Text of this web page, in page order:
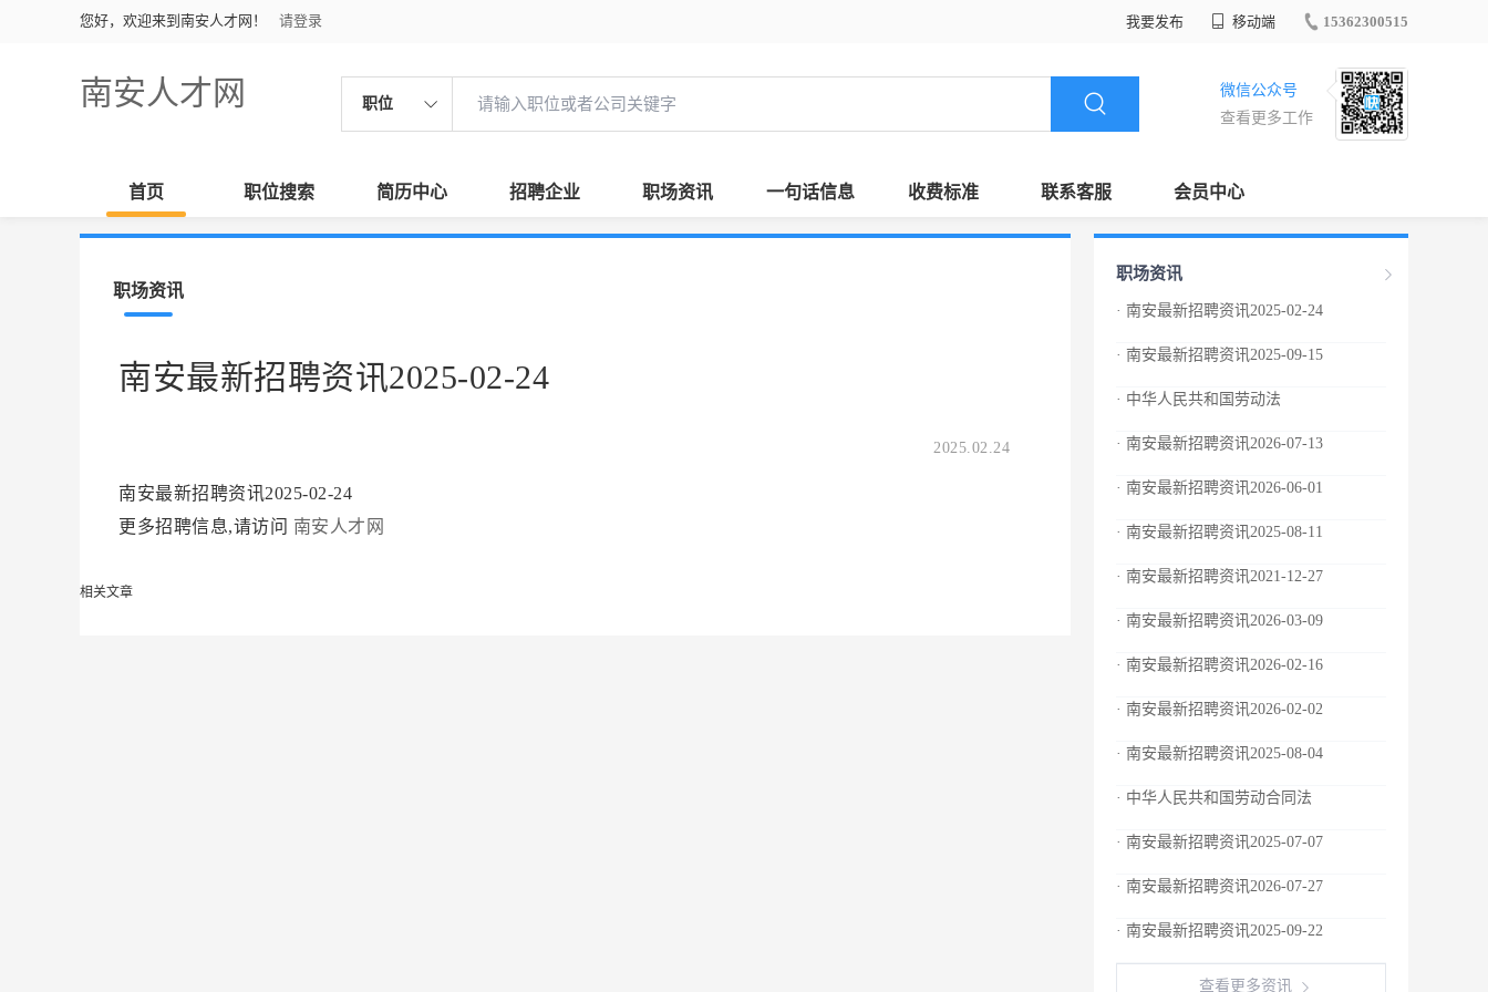
您好，欢迎来到南安人才网！ 请登录 我要发布 移动端 15362300515
南安人才网 职位
微信公众号
查看更多工作
首页 职位搜索 简历中心 招聘企业 职场资讯 一句话信息 收费标准 联系客服 会员中心
职场资讯
南安最新招聘资讯2025-02-24
2025.02.24
南安最新招聘资讯2025-02-24
更多招聘信息,请访问 南安人才网
相关文章
职场资讯
· 南安最新招聘资讯2025-02-24
· 南安最新招聘资讯2025-09-15
· 中华人民共和国劳动法
· 南安最新招聘资讯2026-07-13
· 南安最新招聘资讯2026-06-01
· 南安最新招聘资讯2025-08-11
· 南安最新招聘资讯2021-12-27
· 南安最新招聘资讯2026-03-09
· 南安最新招聘资讯2026-02-16
· 南安最新招聘资讯2026-02-02
· 南安最新招聘资讯2025-08-04
· 中华人民共和国劳动合同法
· 南安最新招聘资讯2025-07-07
· 南安最新招聘资讯2026-07-27
· 南安最新招聘资讯2025-09-22
查看更多资讯